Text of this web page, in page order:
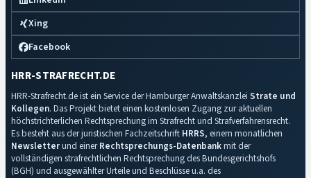
Xing
Facebook
HRR-STRAFRECHT.DE
HRR-Strafrecht.de ist ein Service der Hamburger Anwaltskanzlei Strate und
Kollegen. Das Projekt bietet einen kostenlosen Zugang zur aktuellen
höchstrichterlichen Rechtsprechung im Strafrecht und Strafverfahrensrecht.
Es besteht aus der juristischen Fachzeitschrift HRRS, einem monatlichen
Newsletterund einerRechtsprechungs-Datenbankmit der
vollständigen strafrechtlichen Rechtsprechung des Bundesgerichtshofs
(BGH) und ausgewählter Urteile und Beschlüsse u.a. des